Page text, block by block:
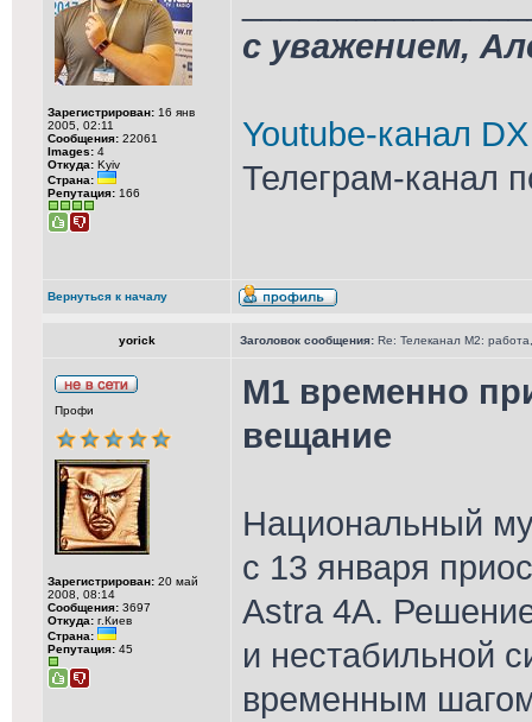
Зарегистрирован: 16 янв
2005, 02:11
Сообщения: 22061
Images: 4
Откуда: Kyiv
Страна:
Репутация: 166
с уважением,
Youtube-канал
Телеграм-канал
Вернуться к началу
yorick Заголовок сообщения: Re: Телеканал М2:
Профи
Зарегистрирован: 20 май
2008, 08:14
Сообщения: 3697
Откуда: г.Киев
Страна:
Репутация: 45
М1 временно
вещание
Национальный
с 13 января
Astra 4A.
и нестабильной
временным